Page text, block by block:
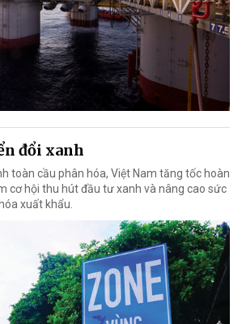
đổi xanh
toàn cầu phân hóa, Việt Nam tăng tốc hoàn
cơ hội thu hút đầu tư xanh và nâng cao sức
xuất khẩu.